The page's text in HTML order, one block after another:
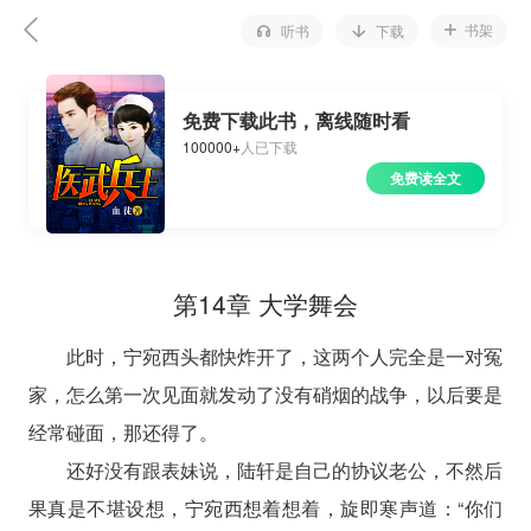
听书 下载 书架
免费下载此书，离线随时看
100000+人已下载
免费读全文
第14章 大学舞会
此时，宁宛西头都快炸开了，这两个人完全是一对冤
家，怎么第一次见面就发动了没有硝烟的战争，以后要是
经常碰面，那还得了。
还好没有跟表妹说，陆轩是自己的协议老公，不然后
果真是不堪设想，宁宛西想着想着，旋即寒声道：“你们